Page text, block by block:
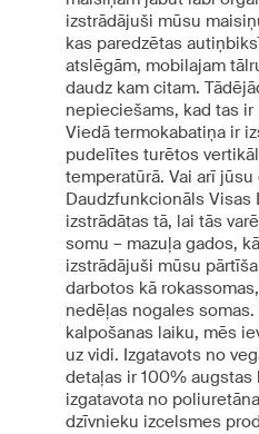
izstrādājuši mūsu
kas paredzētas
atslēgām, mobilajam
daudz kam citam.
nepieciešams, kad tas
Viedā termokabatiņa ir
pudelītes turētos
temperatūrā. Vai arī
Daudzfunkcionāls Visas
izstrādātas tā, lai tās
somu – mazuļa gados,
izstrādājuši mūsu
darbotos kā
nedēļas nogales
kalpošanas laiku, mēs
uz vidi. Izgatavots no
detaļas ir 100% augstas
izgatavota no
dzīvnieku izcelsmes